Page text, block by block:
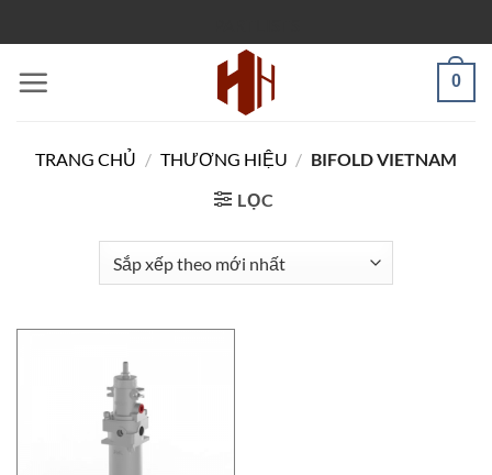
qua
nội
dung
0
TRANG CHỦ / THƯƠNG HIỆU / BIFOLD VIETNAM
LỌC